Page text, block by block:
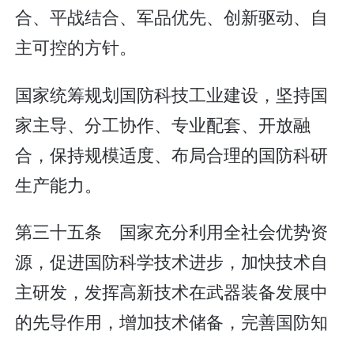
合、平战结合、军品优先、创新驱动、自
主可控的方针。
国家统筹规划国防科技工业建设，坚持国
家主导、分工协作、专业配套、开放融
合，保持规模适度、布局合理的国防科研
生产能力。
第三十五条 国家充分利用全社会优势资
源，促进国防科学技术进步，加快技术自
主研发，发挥高新技术在武器装备发展中
的先导作用，增加技术储备，完善国防知